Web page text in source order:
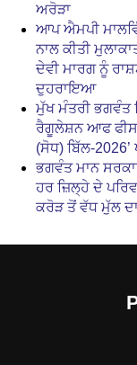
ਅਰੋੜਾ
ਆਪ ਐਮਪੀ
ਨਾਲ ਕੀਤੀ
ਦੇਵੀ ਮਾਰਗ ਨੂੰ
ਦੁਹਰਾਇਆ
ਮੁੱਖ ਮੰਤਰੀ ਭਗਵੰਤ
ਰੈਗੂਲੇਸ਼ਨ ਆਫ
(ਸੋਧ) ਬਿੱਲ-2026’
ਭਗਵੰਤ ਮਾਨ
ਹਰ ਜ਼ਿਲ੍ਹੇ ਦੇ
ਕਰੋੜ ਤੋਂ ਵੱਧ ਮੁੱਲ